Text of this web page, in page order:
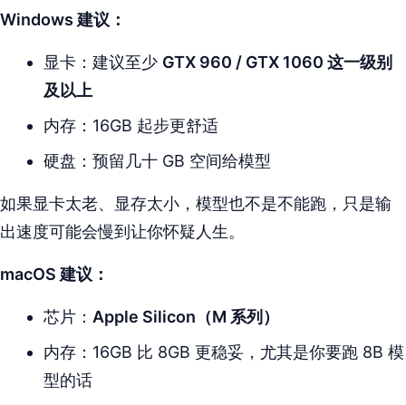
Windows 建议：
显卡：建议至少 GTX 960 / GTX 1060 这一级别
及以上
内存：16GB 起步更舒适
硬盘：预留几十 GB 空间给模型
如果显卡太老、显存太小，模型也不是不能跑，只是输
出速度可能会慢到让你怀疑人生。
macOS 建议：
芯片： Apple Silicon（M 系列）
内存：16GB 比 8GB 更稳妥，尤其是你要跑 8B 模
型的话